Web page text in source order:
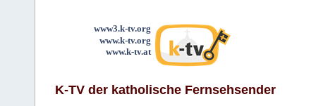
www3.k-tv.org
www.k-tv.org
www.k-tv.at
K-TV der katholische Fernsehsender